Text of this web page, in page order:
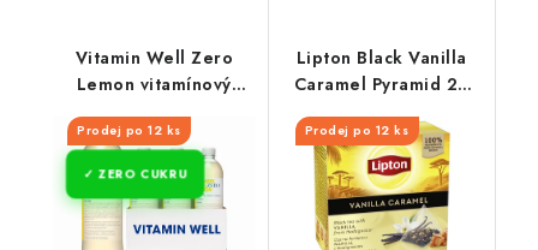
Vitamin Well Zero
Lemon vitamínový
nápoj 500 ml
Prodej po 12 ks
ZERO CUKRU
Lipton Black Vanilla
Caramel Pyramid 20
sáčků x1,7g
Prodej po 12 ks